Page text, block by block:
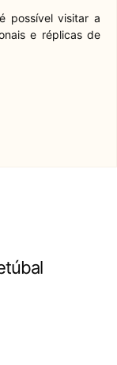
possível visitar a
e réplicas de